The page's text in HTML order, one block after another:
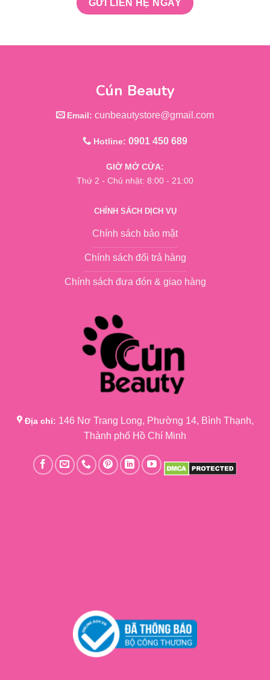
Cún Beauty
Email: cunbeautystore@gmail.com
Hotline: 0901 450 689
GIỜ MỞ CỬA:
Thứ 2 - Chủ nhật: 8:00 - 21:00
CHÍNH SÁCH DỊCH VỤ
Chính sách bảo mật
Chính sách đổi trả hàng
Chính sách đưa đón & giao hàng
Địa chỉ: 146 Nơ Trang Long, Phường 14, Bình Thạnh,
Thành phố Hồ Chí Minh